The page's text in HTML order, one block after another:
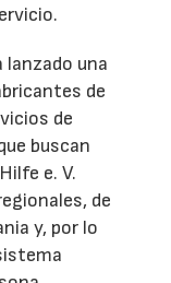
lanzado una
de
de
buscan
e. V.
de
y, por lo